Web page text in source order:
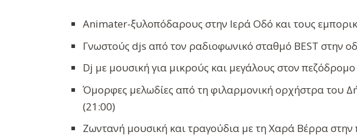
Animater-ξυλοπόδαρους στην Ιερά Οδό και τους
Γνωστούς djs από τον ραδιοφωνικό σταθμό BEST στην
Dj με μουσική για μικρούς και μεγάλους στον
Όμορφες μελωδίες από τη φιλαρμονική ορχήστρα του
(21:00)
Ζωντανή μουσική και τραγούδια με τη Χαρά Βέρρα στην